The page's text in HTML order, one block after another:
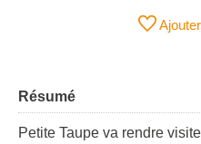
Résumé
Petite Taupe va rendre